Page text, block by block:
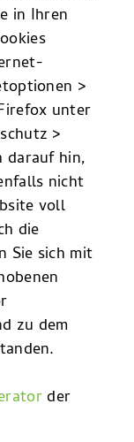
in Ihren
>
unter
>
darauf hin,
nicht
voll
die
Sie sich mit
zu dem
der